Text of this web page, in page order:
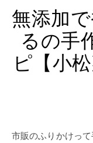
無添加
るの手
ピ【小
市販のふりかけって手軽だけど、添加物や塩分がちょっと気